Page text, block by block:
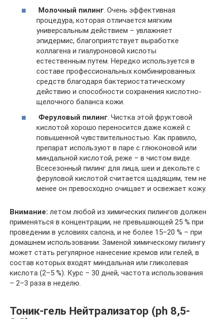
Молочный пилинг. Очень эффективная
процедура, которая отличается мягким
универсальным действием – увлажняет
эпидермис, благоприятствует выработке
коллагена и гиалуроновой кислоты
естественным путем. Нередко используется в
составе профессиональных комбинированных
средств благодаря бактериостатическому
действию и способности сохранения кислотно-
щелочного баланса кожи.
Феруловый пилинг. Чистка этой фруктовой
кислотой хорошо переносится даже кожей с
повышенной чувствительностью. Как правило,
препарат используют в паре с глюконовой или
миндальной кислотой, реже – в чистом виде.
Всесезонный пилинг для лица, шеи и декольте с
феруловой кислотой считается щадящим, тем не
менее он превосходно очищает и освежает кожу.
Внимание: летом любой из химических пилингов должен
применяться в концентрации, не превышающей 25 % при
проведении в условиях салона, и не более 15–20 % – при
домашнем использовании. Заменой химическому пилингу
может стать регулярное нанесение кремов или гелей, в
состав которых входят миндальная или гликолевая
кислота (2–5 %). Курс – 30 дней, частота использования
– 2–3 раза в неделю.
Тоник-гель Нейтрализатор (ph 8,5-